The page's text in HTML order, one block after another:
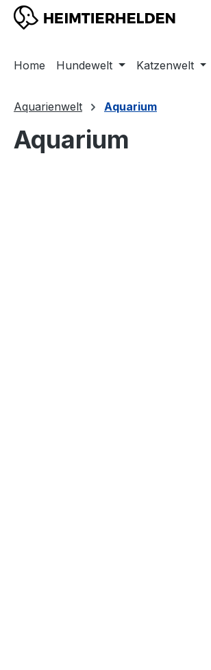
Hauptinhalt springen
Zur Suche springen
Zur Hauptnavigation springen
Home Hundewelt Katzenwelt
Aquarienwelt Aquarium
Aquarium